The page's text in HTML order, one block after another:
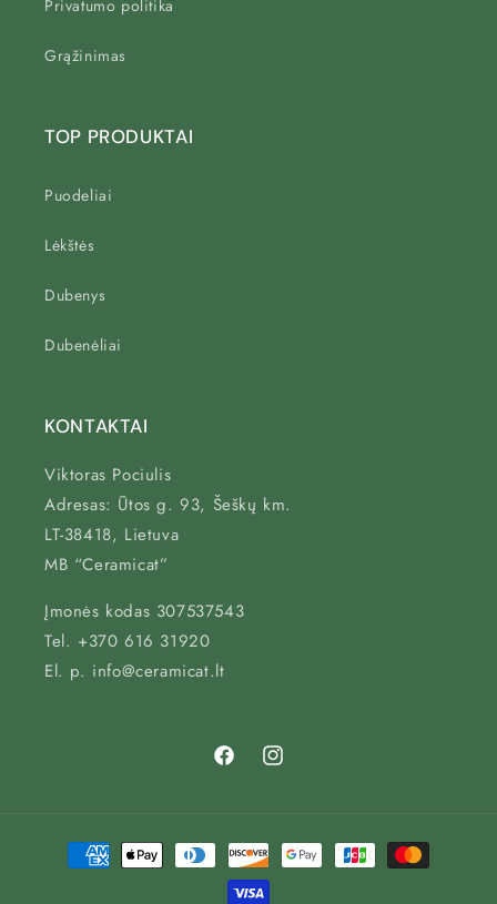
Privatumo politika
Grąžinimas
TOP PRODUKTAI
Puodeliai
Lėkštės
Dubenys
Dubenėliai
KONTAKTAI
Viktoras Pociulis
Adresas: Ūtos g. 93, Šeškų km.
LT-38418, Lietuva
MB “Ceramicat”
Įmonės kodas 307537543
Tel. +370 616 31920
El. p. info@ceramicat.lt
Atsiskaitymo
būdai